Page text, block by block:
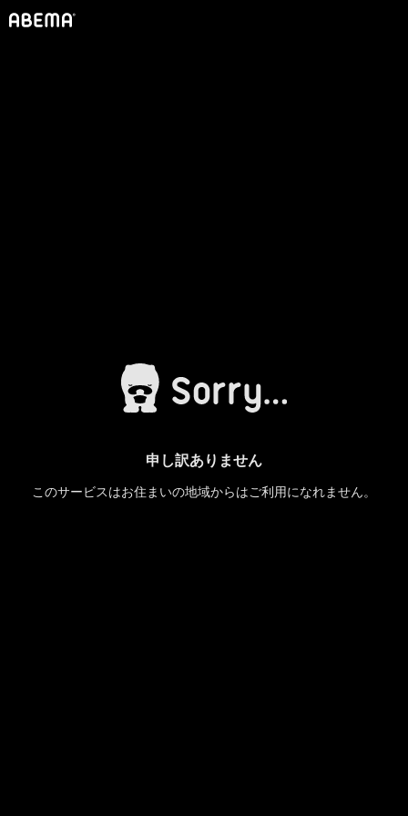
申し訳ありません
このサービスはお住まいの地域からはご利用になれません。